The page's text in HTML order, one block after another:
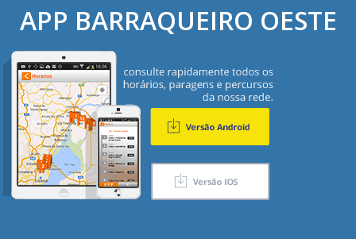
APP BARRAQUEIRO OESTE